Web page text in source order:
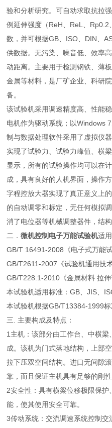
验和分析研究。可自动求取抗拉
例延伸强度（ReH、ReL、
数，并可根据GB、ISO、DIN、
供数据。无污染、噪音低、效率
动距离。主要用于检测钢铁、薄
金属等材料，是厂矿企业、科研
备。
该试验机采用调速精度高、性能
电机作为驱动系统；以Windows
制与数据处理软件采用了虚拟仪
实现了试验力、试验力峰值、横
显示，所有的试验操作均可以在
成，具有良好的人机界面，操作
字程控放大器实现了真正意义上
的自动调零和标定，无任何模拟
消了电位器等机械调整器件，结
二．微机控制电子万能试验机适
GB/T 16491-2008《电子式万能
GB/T2611-2007《试验机通用技
GB/T228.1-2010《金属材料 拉
本试验机适用标准：GB、JIS、
本试验机根据GB/T13384-1999标
三. 主要构成及特点：
1主机：该部分由工作台、中横
成。该机为门式落地结构，上部
拉下压双空间结构。进口无间隙
靠，而且保证主机具有足够的刚
2安全性：具有横梁位移极限保
能，使其使用安全可靠。
3传动系统：交流调速系统控制